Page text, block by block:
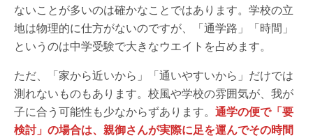
ないことが多いのは確かなことではあります。学校の立
地は物理的に仕方がないのですが、「通学路」「時間」
というのは中学受験で大きなウエイトを占めます。
ただ、「家から近いから」「通いやすいから」だけでは
測れないものもあります。校風や学校の雰囲気が、我が
子に合う可能性も少なからずあります。 通学の便で「要
検討」の場合は、親御さんが実際に足を運んでその時間